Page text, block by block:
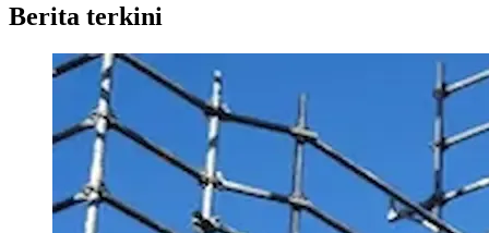
Berita terkini